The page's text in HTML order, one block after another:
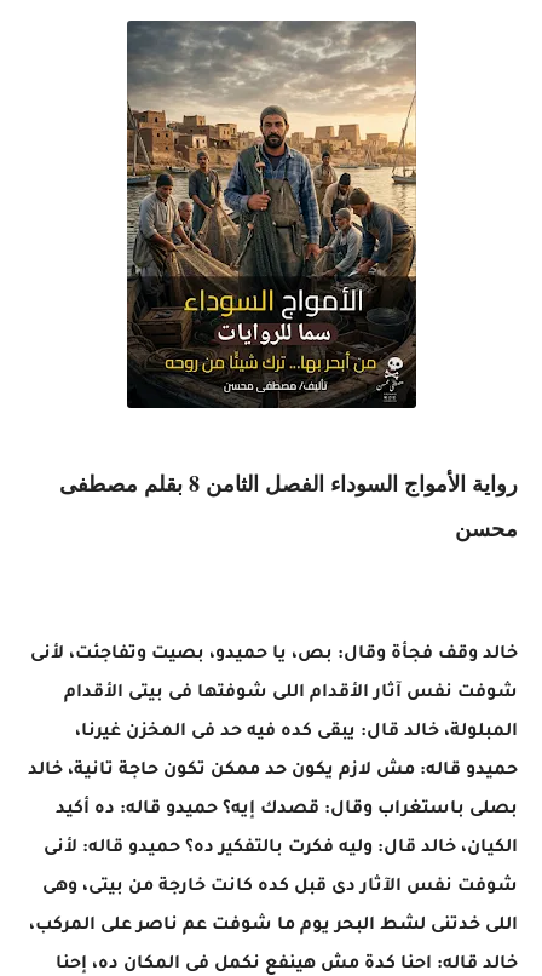
رواية الأمواج السوداء الفصل الثامن 8 بقلم مصطفى
محسن
خالد وقف فجأة وقال: بص، يا حميدو، بصيت وتفاجئت، لأنى
شوفت نفس آثار الأقدام اللى شوفتها فى بيتى الأقدام
المبلولة، خالد قال: يبقى كده فيه حد فى المخزن غيرنا،
حميدو قاله: مش لازم يكون حد ممكن تكون حاجة تانية، خالد
بصلى باستغراب وقال: قصدك إيه؟ حميدو قاله: ده أكيد
الكيان، خالد قال: وليه فكرت بالتفكير ده؟ حميدو قاله: لأنى
شوفت نفس الآثار دى قبل كده كانت خارجة من بيتى، وهى
اللى خدتنى لشط البحر يوم ما شوفت عم ناصر على المركب،
خالد قاله: احنا كدة مش هينفع نكمل فى المكان ده، إحنا